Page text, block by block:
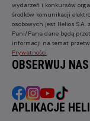
wydarzeń i konkursów
środków komunikacji
osobowych jest Helios
Pani/Pana dane będą
informacji na temat
Prywatności
OBSERWUJ NAS
APLIKACJE